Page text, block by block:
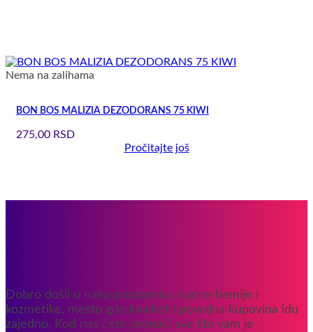
Nema na zalihama
BON BOS MALIZIA DEZODORANS 75 KIWI
275,00 RSD
Pročitajte još
Dobro došli u našu prodavnicu kućne hemije i
kozmetike, mesto gde kvalitet i povoljna kupovina idu
zajedno. Kod nas ćete pronaći sve što vam je